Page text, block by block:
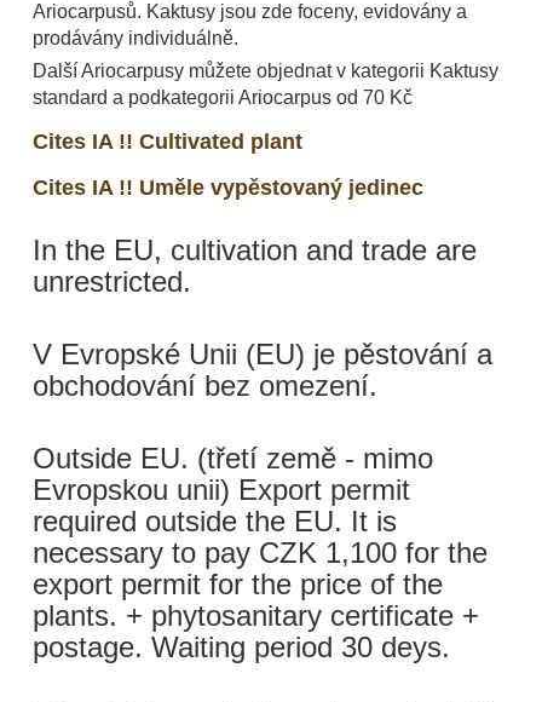
Ariocarpusů. Kaktusy jsou zde foceny, evidovány a
prodávány individuálně.
Další Ariocarpusy můžete objednat v kategorii Kaktusy
standard a podkategorii Ariocarpus od 70 Kč
Cites IA !! Cultivated plant
Cites IA !! Uměle vypěstovaný jedinec
In the EU, cultivation and trade are
unrestricted.
V Evropské Unii (EU) je pěstování a
obchodování bez omezení.
Outside EU. (třetí země - mimo
Evropskou unii) Export permit
required outside the EU. It is
necessary to pay CZK 1,100 for the
export permit for the price of the
plants. + phytosanitary certificate +
postage. Waiting period 30 deys.